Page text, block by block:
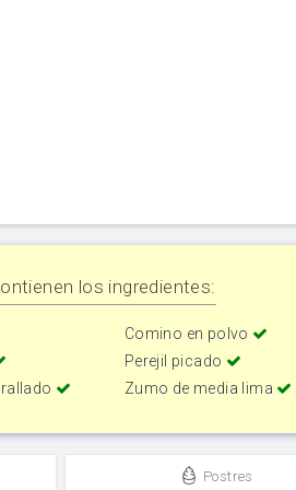
los ingredientes:
Comino en polvo
Perejil picado
Zumo de media lima
Postres